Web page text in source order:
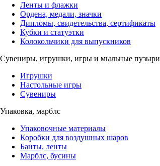
Ленты и флажки
Ордена, медали, значки
Дипломы, свидетельства, сертификаты
Кубки и статуэтки
Колокольчики для выпускников
Сувениры, игрушки, игры и мыльные пузыри
Игрушки
Настольные игры
Сувениры
Упаковка, марблс
Упаковочные материалы
Коробки для воздушных шаров
Банты, ленты
Марблс, бусины